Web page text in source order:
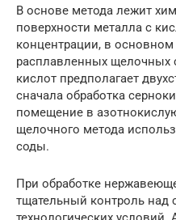
В основе метода лежит
поверхности металла с
концентрации, в
расплавленных щелочных
кислот предполагает
сначала обработка
помещение в
щелочного метода
соды.
При обработке
тщательный контроль над